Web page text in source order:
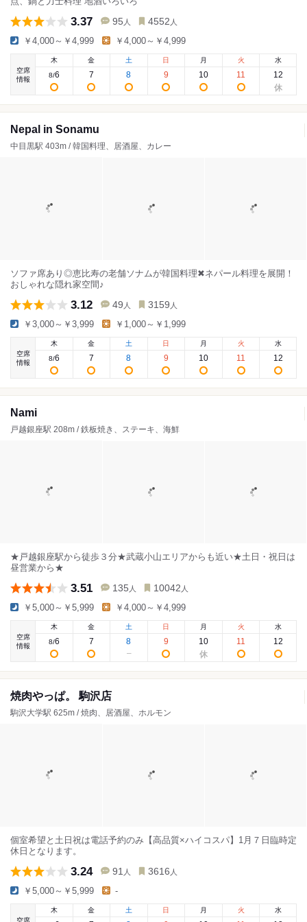
3.37 95 人 4552 人
￥4,000～￥4,999 ￥4,000～￥4,999
空席
情報
木
8/6
金
7
土
8
日
9
月
10
火
11
水
12
Nepal in Sonamu
中目黒駅 403m / 韓国料理、居酒屋、カレー
ソファ席あり◎恵比寿の老舗ソナムが韓国料理✖︎ネパール料理を展開！
おしゃれな隠れ家空間♪
3.12 49 人 3159 人
￥3,000～￥3,999 ￥1,000～￥1,999
空席
情報
木
8/6
金
7
土
8
日
9
月
10
火
11
水
12
Nami
戸越銀座駅 208m / 鉄板焼き、ステーキ、海鮮
★戸越銀座駅から徒歩３分★武蔵小山エリアからも近い★土日・祝日は
昼営業から★
3.51 135 人 10042 人
￥5,000～￥5,999 ￥4,000～￥4,999
空席
情報
木
8/6
金
7
土
8
日
9
月
10
火
11
水
12
焼肉やっぱ。 駒沢店
駒沢大学駅 625m / 焼肉、居酒屋、ホルモン
個室希望と土日祝は電話予約のみ【高品質×ハイコスパ】1月７日臨時定
休日となります。
3.24 91 人 3616 人
￥5,000～￥5,999 -
空席
木
金 土 日 月 火 水